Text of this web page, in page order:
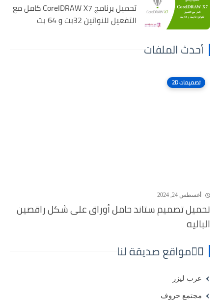
تحميل برنامج CorelDRAW X7 كامل مع
التفعيل للنواتين 32بت و 64 بت
أحدث الملفات
تصميمات 2D
أغسطس 24, 2024
تحميل تصميم ستاند حامل أوراق على شكل راقصين
الباليه
⛓️‍💥مواقع صديقة لنا
عرب ليزر
مجتمع حروف